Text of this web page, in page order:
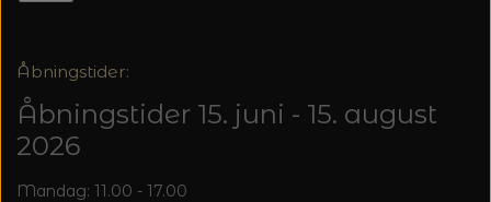
Åbningstider:
Åbningstider 15. juni - 15. august
2026
Mandag: 11.00 - 17.00